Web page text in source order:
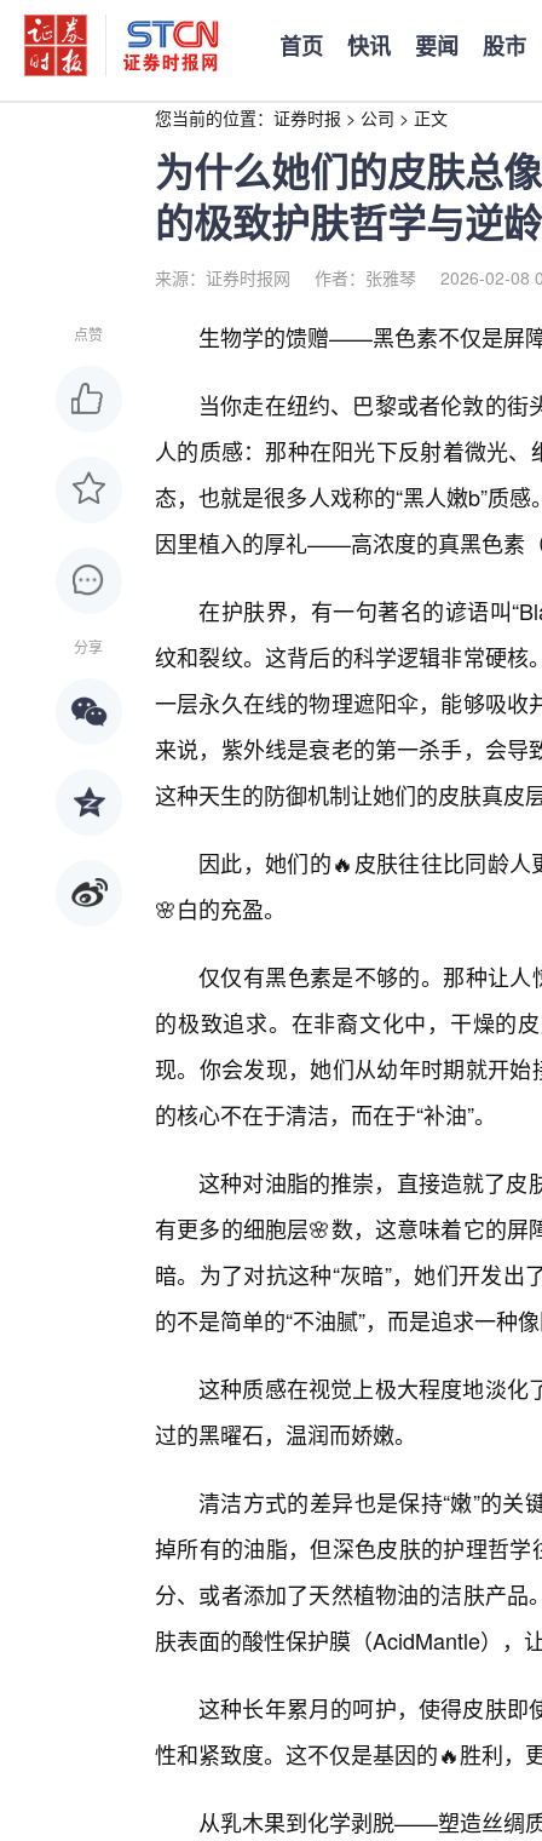
首页 快讯 要闻 股市
您当前的位置： 证券时报 > 公司 > 正文
为什么她们的皮肤总
的极致护肤哲学与逆
来源：证券时报网 作者：张雅琴 2026-02-08
点赞
分享
生物学的馈赠——黑色素不仅是屏
当你走在纽约、巴黎或者伦敦的
人的质感：那种在阳光下反射着微光
态，也就是很多人戏称的“黑人嫩b”质
因里植入的厚礼——高浓度的真黑色素
在护肤界，有一句著名的谚语叫
纹和裂纹。这背后的科学逻辑非常硬
一层永久在线的物理遮阳伞，能够吸
来说，紫外线是衰老的第一杀手，会
这种天生的防御机制让她们的皮肤真皮
因此，她们的🔥皮肤往往比同龄人
🌸白的充盈。
仅仅有黑色素是不够的。那种让人
的极致追求。在非裔文化中，干燥的
现。你会发现，她们从幼年时期就开
的核心不在于清洁，而在于“补油”。
这种对油脂的推崇，直接造就了皮
有更多的细胞层🌸数，这意味着它的
暗。为了对抗这种“灰暗”，她们开发
的不是简单的“不油腻”，而是追求一种
这种质感在视觉上极大程度地淡化
过的黑曜石，温润而娇嫩。
清洁方式的差异也是保持“嫩”的
掉所有的油脂，但深色皮肤的护理哲
分、或者添加了天然植物油的洁肤产
肤表面的酸性保护膜（AcidMantle），
这种长年累月的呵护，使得皮肤即
性和紧致度。这不仅是基因的🔥胜利，
从乳木果到化学剥脱——塑造丝绸